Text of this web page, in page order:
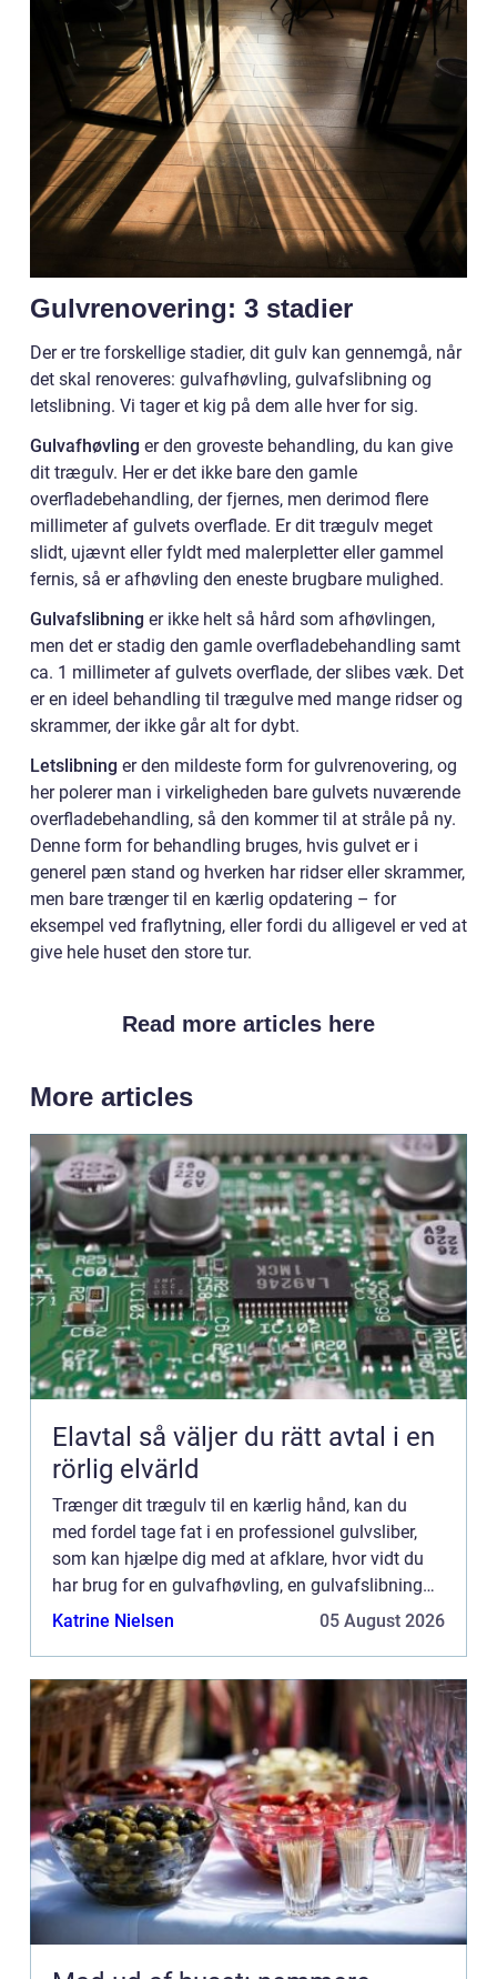
Gulvrenovering: 3 stadier
Der er tre forskellige stadier, dit gulv kan gennemgå, når
det skal renoveres: gulvafhøvling, gulvafslibning og
letslibning. Vi tager et kig på dem alle hver for sig.
Gulvafhøvling er den groveste behandling, du kan give
dit trægulv. Her er det ikke bare den gamle
overfladebehandling, der fjernes, men derimod flere
millimeter af gulvets overflade. Er dit trægulv meget
slidt, ujævnt eller fyldt med malerpletter eller gammel
fernis, så er afhøvling den eneste brugbare mulighed.
Gulvafslibning er ikke helt så hård som afhøvlingen,
men det er stadig den gamle overfladebehandling samt
ca. 1 millimeter af gulvets overflade, der slibes væk. Det
er en ideel behandling til trægulve med mange ridser og
skrammer, der ikke går alt for dybt.
Letslibning er den mildeste form for gulvrenovering, og
her polerer man i virkeligheden bare gulvets nuværende
overfladebehandling, så den kommer til at stråle på ny.
Denne form for behandling bruges, hvis gulvet er i
generel pæn stand og hverken har ridser eller skrammer,
men bare trænger til en kærlig opdatering – for
eksempel ved fraflytning, eller fordi du alligevel er ved at
give hele huset den store tur.
Read more articles here
More articles
Elavtal så väljer du rätt avtal i en
rörlig elvärld
Trænger dit trægulv til en kærlig hånd, kan du
med fordel tage fat i en professionel gulvsliber,
som kan hjælpe dig med at afklare, hvor vidt du
har brug for en gulvafhøvling, en gulvafslibning
eller måske b...
Katrine Nielsen 05 August 2026